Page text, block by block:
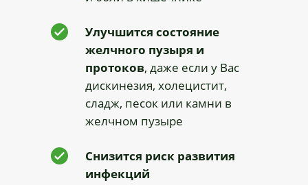
Улучшится состояние
желчного пузыря и
протоков, даже если у Вас
дискинезия, холецистит,
сладж, песок или камни в
желчном пузыре
Снизится риск развития
инфекций